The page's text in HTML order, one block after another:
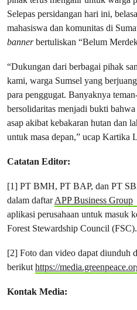
Selepas persidangan hari ini,
mahasiswa dan komunitas di
bannerbertuliskan “Belum
“Dukungan dari berbagai pihak
kami, warga Sumsel yang
para penggugat. Banyaknya
bersolidaritas menjadi bukti
asap akibat kebakaran hutan dan
untuk masa depan,” ucap Kartika
Catatan Editor:
[1] PT BMH, PT BAP, dan PT
dalam daftarAPP Business Group
aplikasi perusahaan untuk masuk
Forest Stewardship Council (FSC).
[2] Foto dan video dapat diunduh
berikuthttps://
Kontak Media: